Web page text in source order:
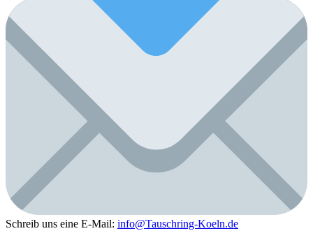
Schreib uns eine E-Mail: info@Tauschring-Koeln.de